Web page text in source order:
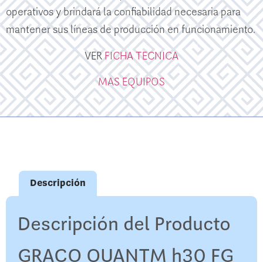
operativos y brindará la confiabilidad necesaria para
mantener sus líneas de producción en funcionamiento.
VERFICHA TECNICA
MAS EQUIPOS
Descripción
Descripción del Producto
GRACO QUANTM h30 FG